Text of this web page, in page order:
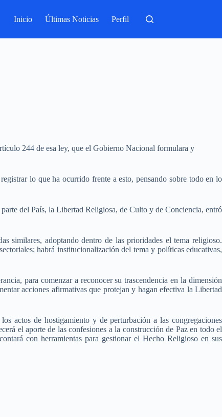
Inicio Últimas Noticias Perfil
244 de esa ley, que el Gobierno Nacional formulara y
lo que ha ocurrido frente a esto, pensando sobre todo en lo
del País, la Libertad Religiosa, de Culto y de Conciencia, entró
similares, adoptando dentro de las prioridades el tema religioso.
habrá institucionalización del tema y políticas educativas,
para comenzar a reconocer su trascendencia en la dimensión
acciones afirmativas que protejan y hagan efectiva la Libertad
actos de hostigamiento y de perturbación a las congregaciones
el aporte de las confesiones a la construcción de Paz en todo el
con herramientas para gestionar el Hecho Religioso en sus